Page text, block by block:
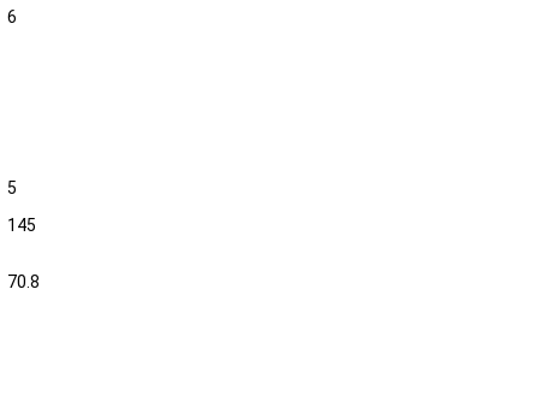
6
5
145
70.8